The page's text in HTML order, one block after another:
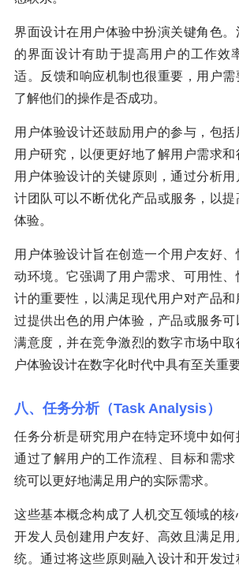
界面设计在用户体验中扮演关键角色
的界面设计有助于提高用户的工作效
适。反馈和响应机制也很重要，用户需
了解他们的操作是否成功。
用户体验设计还鼓励用户的参与，包
用户研究，以便更好地了解用户需求
用户体验设计的关键原则，通过分析
计团队可以不断优化产品或服务，以
体验。
用户体验设计旨在创造一个用户友好
动环境。它强调了用户需求、可用性
计的重要性，以满足现代用户对产品和
过提供出色的用户体验，产品或服务
满意度，并在竞争激烈的数字市场中取
户体验设计在数字化时代中具有至关重
八、任务分析（Task Analysis）
任务分析是研究用户在特定环境中如何
通过了解用户的工作流程、目标和需
统可以更好地满足用户的实际需求。
这些基本概念构成了人机交互领域的
开发人员创建用户友好、高效且满足
统。通过将这些原则融入设计和开发